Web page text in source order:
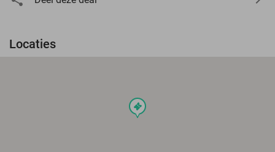
Locaties
events